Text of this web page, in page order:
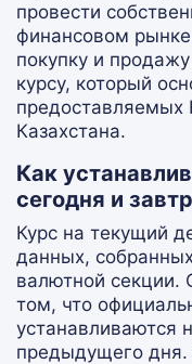
провести
финансовом
покупку и
курсу, который
Казахстана.
Как
сегодня и
Курс на текущий
данных,
валютной секции.
том, что
устанавливаются
предыдущего дня.